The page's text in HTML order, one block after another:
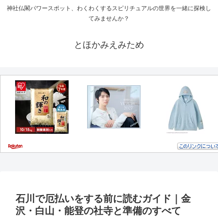
神社仏閣パワースポット、わくわくするスピリチュアルの世界を一緒に探検し
てみませんか？
とほかみえみため
石川で厄払いをする前に読むガイド｜金
沢・白山・能登の社寺と準備のすべて